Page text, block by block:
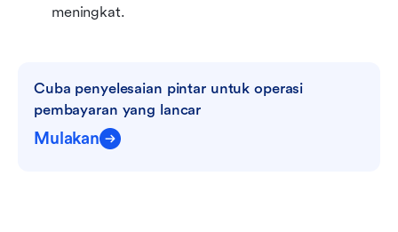
meningkat.
Cuba penyelesaian pintar untuk operasi
pembayaran yang lancar
Mulakan